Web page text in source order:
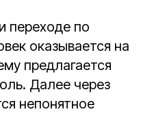
переходе по
оказывается на
предлагается
Далее через
непонятное